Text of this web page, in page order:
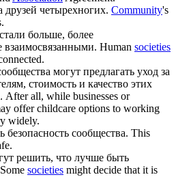
друзей четырехногих. Community's
стали больше, более
взаимосвязанными. Human societies
могут предлагать уход за
стоимость и качество этих
After all, while businesses or
offer childcare options to working
widely.
безопасность сообщества. This
решить, что лучше быть
Some societies might decide that it is